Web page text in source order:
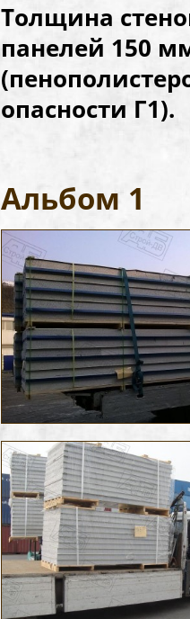
Толщина
панелей 150
Альбом 1